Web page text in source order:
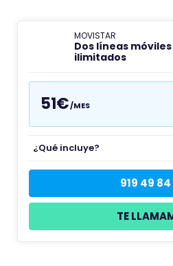
MOVISTAR
Dos líneas
ilimitados
51€/MES
¿Qué incluye?
919 49
TE